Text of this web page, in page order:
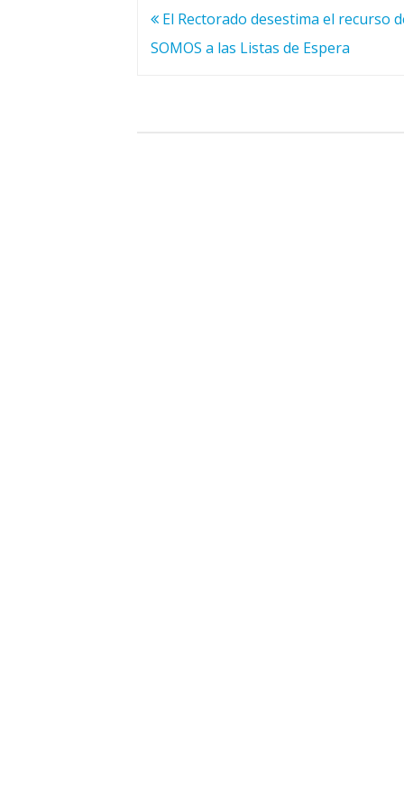
Navegación
de
El Rectorado desestima el recurso
SOMOS a las Listas de Espera